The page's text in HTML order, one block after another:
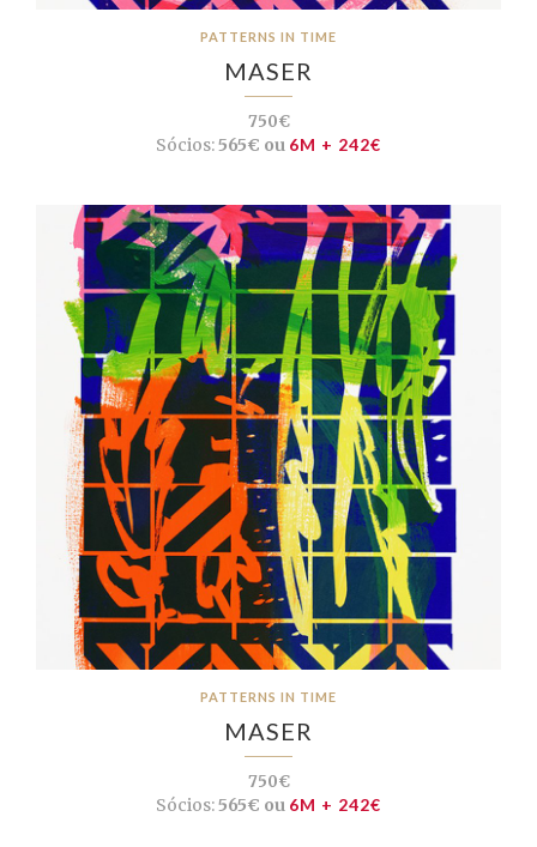
PATTERNS IN TIME
MASER
750€
Sócios:565€ ou 6M + 242€
PATTERNS IN TIME
MASER
750€
Sócios:565€ ou 6M + 242€